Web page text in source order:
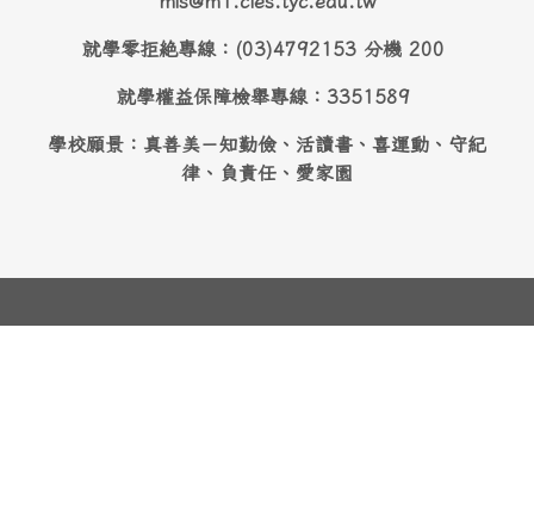
就學零拒絶專線：(03)4792153 分機 200
就學權益保障檢舉專線：3351589
學校願景：真善美－知勤儉、活讀書、喜運動、守紀
律、負責任、愛家園